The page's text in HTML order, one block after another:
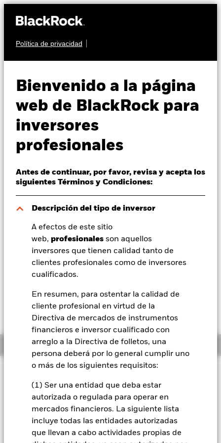
Política de privacidad
Bienvenido a la página
web de BlackRock para
inversores
profesionales
Antes de continuar, por favor, revisa y acepta los
siguientes Términos y Condiciones:
Descripción del tipo de inversor
A efectos de este sitio
web, profesionales son aquellos
inversores que tienen calidad tanto de
clientes profesionales como de inversores
cualificados.
En resumen, para ostentar la calidad de
cliente profesional en virtud de la
Directiva de mercados de instrumentos
financieros e inversor cualificado con
arreglo a la Directiva de folletos, una
persona deberá por lo general cumplir uno
o más de los siguientes requisitos:
(1) Ser una entidad que deba estar
autorizada o regulada para operar en
mercados financieros. La siguiente lista
incluye todas las entidades autorizadas
que llevan a cabo actividades propias de
Perspectivas
Visión de mercado
Educación
Profesionales
España
Change location
BlackRock
iShares
Nuestra compañía
Markets Blended Bond
Fund
USD 15,61
Variación del valor liquidativo a 06 ago 2026
USD -0,01 (-0,06%)
Morningstar Rating
Información general
Filosofía de inversión
El Fondo tiene por objetivo maximizar la rentabilidad de su
inversión a través de una combinación de revalorización del
capital y rendimientos de los activos del Fondo, de forma
gobierno corporativo (ESG) y de inversión sostenible
aplicados a la inversión. El Fondo se gestiona de forma activa